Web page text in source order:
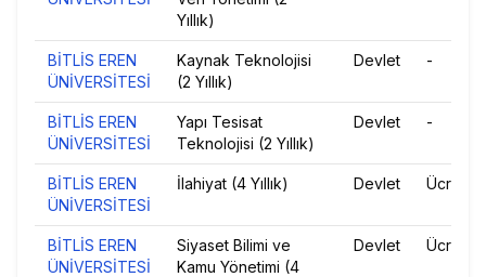
Yıllık)
BİTLİS EREN
ÜNİVERSİTESİ
Kaynak Teknolojisi
(2 Yıllık)
Devlet -
BİTLİS EREN
ÜNİVERSİTESİ
Yapı Tesisat
Teknolojisi (2 Yıllık)
Devlet -
BİTLİS EREN
ÜNİVERSİTESİ
İlahiyat (4 Yıllık) Devlet Ücretsiz
BİTLİS EREN
ÜNİVERSİTESİ
Siyaset Bilimi ve
Kamu Yönetimi (4
Devlet Ücretsiz